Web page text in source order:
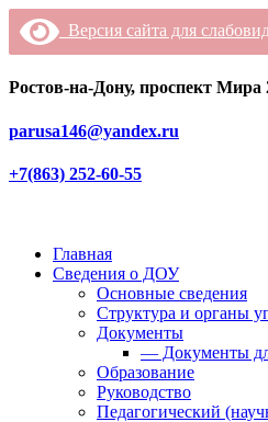
Версия сайта для
Ростов-на-Дону, проспект Мира
parusa146@yandex.ru
+7(863) 252-60-55
Главная
Сведения о ДОУ
Основные сведения
Структура и органы
Документы
— Документы
Образование
Руководство
Педагогический